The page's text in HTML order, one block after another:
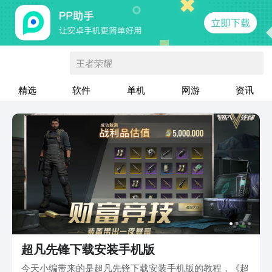
王者荣耀
精选 软件 单机 网游 资讯
超凡先锋下载安装手机版
今天小编带来的是超凡先锋下载安装手机版的教程，《超